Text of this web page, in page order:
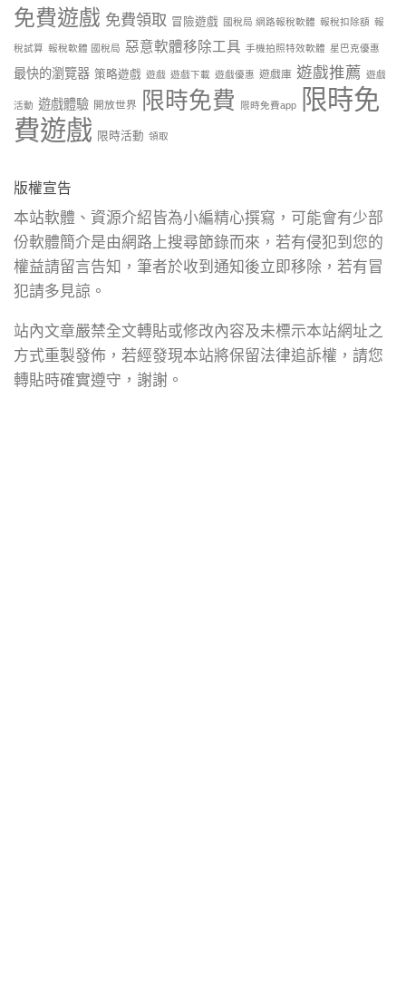
免費遊戲 免費領取 冒險遊戲 國稅局 網路報稅軟體 報稅扣除額 報
稅試算 報稅軟體 國稅局 惡意軟體移除工具 手機拍照特效軟體 星巴克優惠
最快的瀏覽器 策略遊戲 遊戲 遊戲下載 遊戲優惠 遊戲庫 遊戲推薦 遊戲
活動 遊戲體驗 開放世界 限時免費 限時免費app
限時免
費遊戲 限時活動 領取
版權宣告
本站軟體、資源介紹皆為小編精心撰寫，可能會有少部
份軟體簡介是由網路上搜尋節錄而來，若有侵犯到您的
權益請留言告知，筆者於收到通知後立即移除，若有冒
犯請多見諒。
站內文章嚴禁全文轉貼或修改內容及未標示本站網址之
方式重製發佈，若經發現本站將保留法律追訴權，請您
轉貼時確實遵守，謝謝。